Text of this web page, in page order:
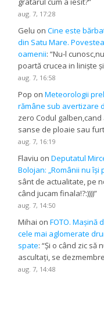
aug. 7, 17:28
Gelu onCine este
din Satu Mare.
oamenii: “Nu-l
poartă crucea in liniște
aug. 7, 16:58
Pop onMeteorologii
rămâne sub avertizare
zero Codul
sanse de ploaie sau
aug. 7, 16:19
Flaviu onDeputatul
Bolojan: „Românii nu
sânt de actualitate, pe
când jucam finala!?:))))”
aug. 7, 14:50
Mihai onFOTO. Mașină
cele mai aglomerate
spate: “Și o când zic să
ascultați, se
aug. 7, 14:48